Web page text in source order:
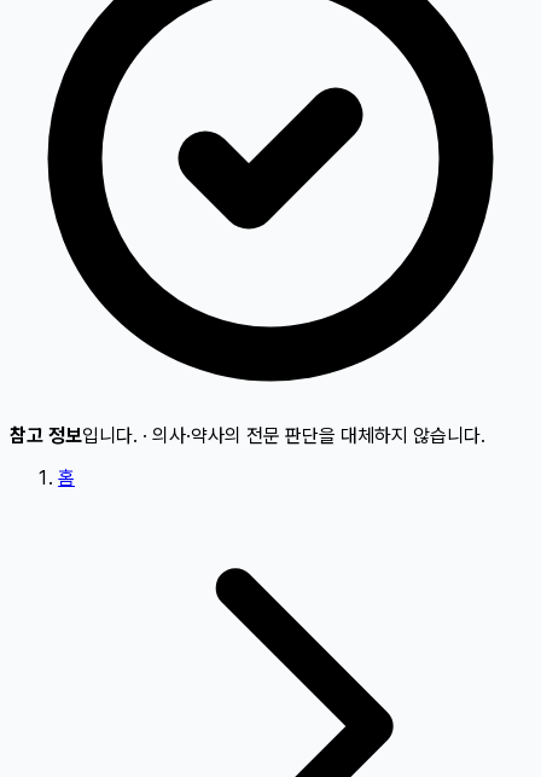
참고 정보입니다. · 의사·약사의 전문 판단을 대체하지 않습니다.
홈